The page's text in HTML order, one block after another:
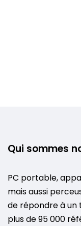
Qui sommes
PC portable,
mais aussi
de répondre à un
plus de 95 000